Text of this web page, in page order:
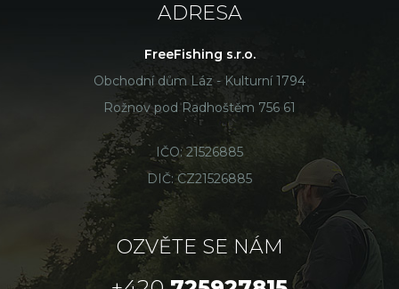
ADRESA
FreeFishing s.r.o.
Obchodní dům Láz - Kulturní 1794
Rožnov pod Radhoštěm 756 61
IČO: 21526885
DIČ: CZ21526885
OZVĚTE SE NÁM